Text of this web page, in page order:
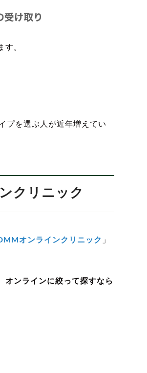
す。
プを選ぶ人が近年増えてい
クリニック
オンラインクリニック 」
オンラインに絞って探すなら